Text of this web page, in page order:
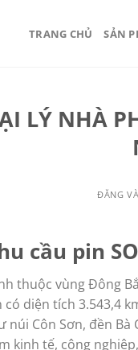
TRANG CHỦ SẢN
LÝ NHÀ
ĐĂNG
cầu pin
thuộc vùng Đông
có diện tích 3.543,4
Côn Sơn, đền Bà
kinh tế, công